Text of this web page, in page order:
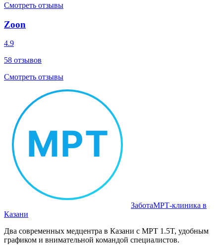
Смотреть отзывы
Zoon
4.9
58 отзывов
Смотреть отзывы
ЗаботаМРТ‑клиника в
Казани
Два современных медцентра в Казани с МРТ 1.5T, удобным
графиком и внимательной командой специалистов.